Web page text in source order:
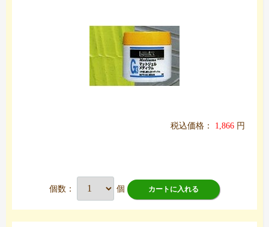
税込価格： 1,866 円
個数： 個 カートに入れる